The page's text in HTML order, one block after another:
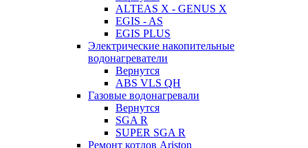
ALTEAS X - GENUS X
EGIS - AS
EGIS PLUS
Электрические накопительные
водонагреватели
Вернутся
ABS VLS QH
Газовые водонагревали
Вернутся
SGA R
SUPER SGA R
Ремонт котлов Ariston